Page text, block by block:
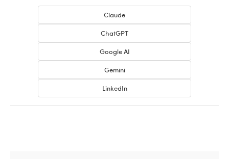
Claude
ChatGPT
Google AI
Gemini
LinkedIn